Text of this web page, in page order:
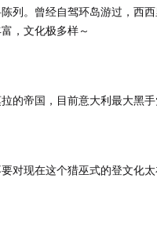
间轴：site.gcores.com
列。曾经自驾环岛游过，西
，文化极多样～
的帝国，目前意大利最大黑
对现在这个猎巫式的登文化